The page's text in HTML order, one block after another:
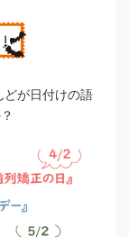
どが日付けの語